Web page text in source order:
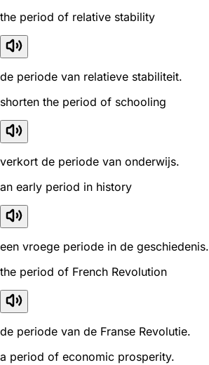
the period of relative stability
de periode van relatieve stabiliteit.
shorten the period of schooling
verkort de periode van onderwijs.
an early period in history
een vroege periode in de geschiedenis.
the period of French Revolution
de periode van de Franse Revolutie.
a period of economic prosperity.